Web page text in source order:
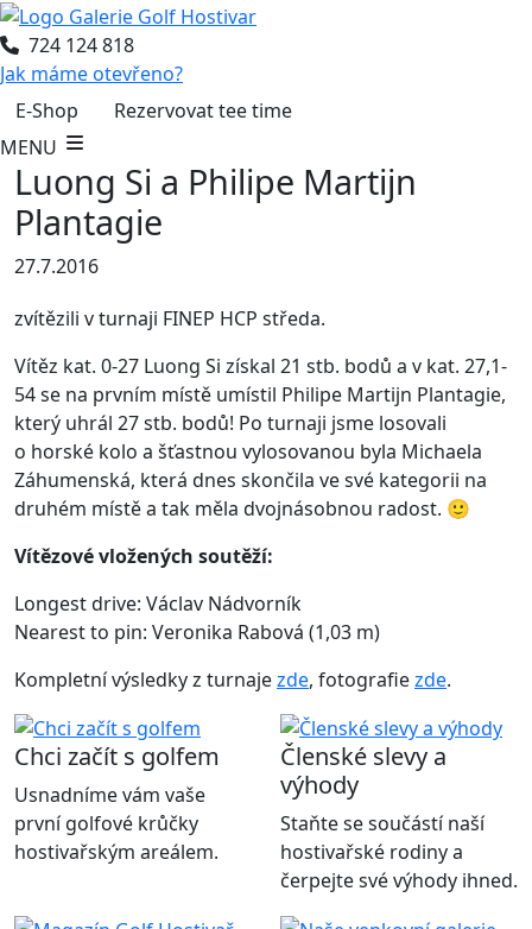
724 124 818
Jak máme otevřeno?
E-Shop
Rezervovat tee time
MENU
Luong Si a Philipe Martijn
Plantagie
27.7.2016
zvítězili v turnaji FINEP HCP středa.
Vítěz kat. 0-27 Luong Si získal 21 stb. bodů a v kat. 27,1-
54 se na prvním místě umístil Philipe Martijn Plantagie,
který uhrál 27 stb. bodů! Po turnaji jsme losovali
o horské kolo a šťastnou vylosovanou byla Michaela
Záhumenská, která dnes skončila ve své kategorii na
druhém místě a tak měla dvojnásobnou radost. 🙂
Vítězové vložených soutěží:
Longest drive: Václav Nádvorník
Nearest to pin: Veronika Rabová (1,03 m)
Kompletní výsledky z turnajezde, fotografiezde.
Chci začít s golfem
Usnadníme vám vaše
první golfové krůčky
hostivařským areálem.
Členské slevy a
výhody
Staňte se součástí naší
hostivařské rodiny a
čerpejte své výhody ihned.